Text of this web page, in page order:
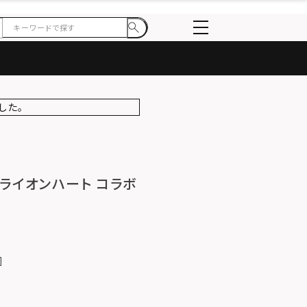
。
イオンハート コラボ